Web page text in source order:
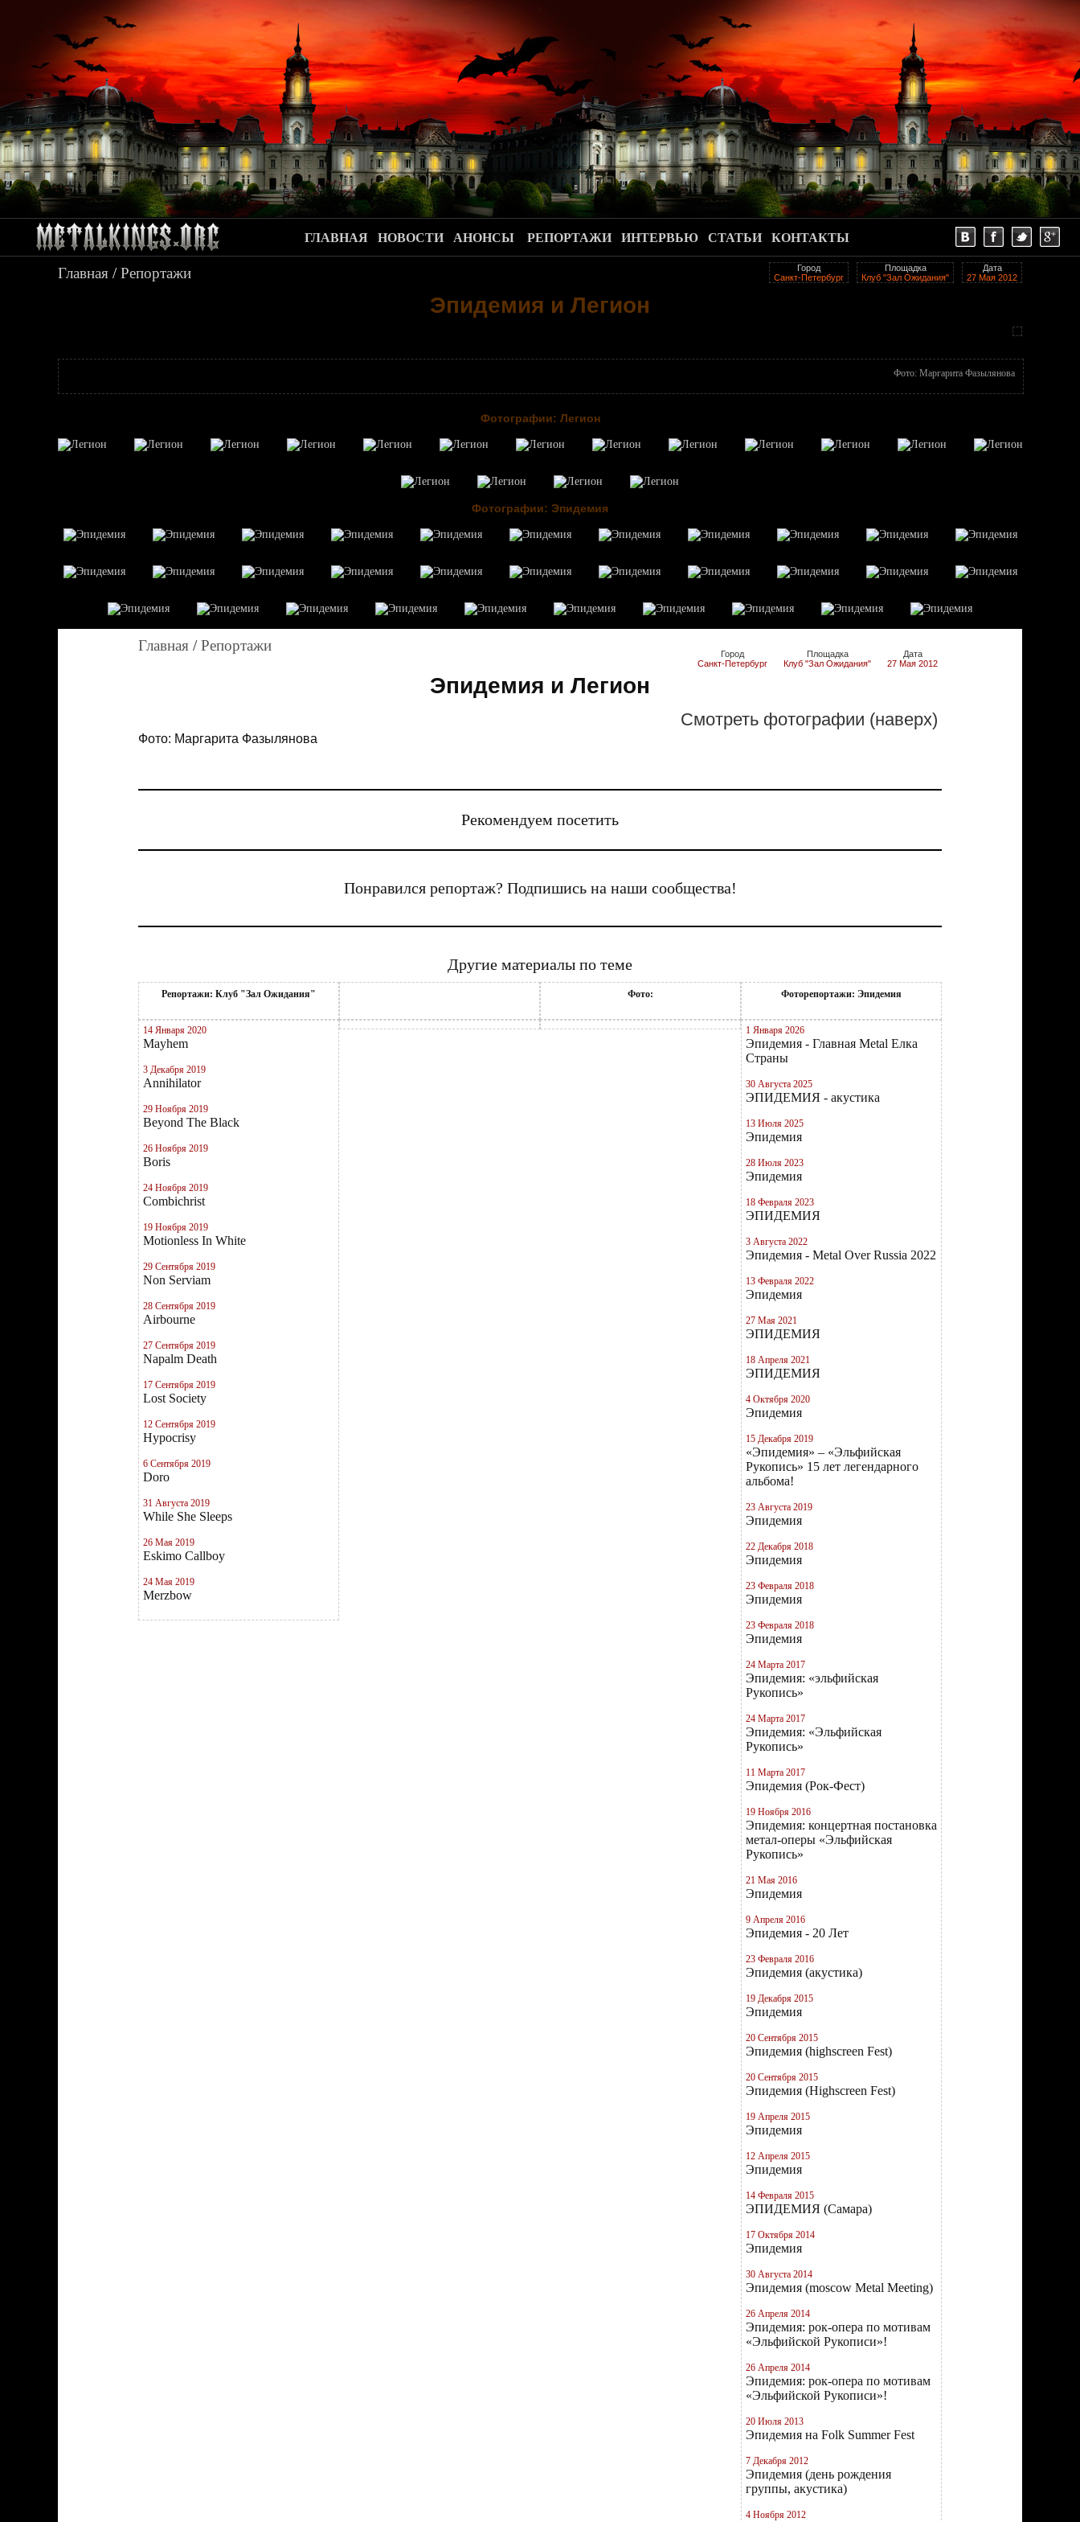
.
ГЛАВНАЯ НОВОСТИ АНОНСЫ РЕПОРТАЖИ ИНТЕРВЬЮ СТАТЬИ КОНТАКТЫ
Главная /Репортажи
Эпидемия и Легион
Дата
27 Мая 2012
Площадка
Клуб "Зал Ожидания"
Город
Санкт-Петербург
Фото: Маргарита Фазылянова
Фотографии: Легион
Фотографии: Эпидемия
Главная /Репортажи
Эпидемия и Легион
Дата
27 Мая 2012
Площадка
Клуб "Зал Ожидания"
Город
Санкт-Петербург
Cмотреть фотографии (наверх)
Фото: Маргарита Фазылянова
Рекомендуем посетить
Понравился репортаж? Подпишись на наши сообщества!
Другие материалы по теме
Репортажи: Клуб "Зал Ожидания"
14 Января 2020
Mayhem
3 Декабря 2019
Annihilator
29 Ноября 2019
Beyond The Black
26 Ноября 2019
Boris
24 Ноября 2019
Combichrist
19 Ноября 2019
Motionless In White
29 Сентября 2019
Non Serviam
28 Сентября 2019
Airbourne
27 Сентября 2019
Napalm Death
17 Сентября 2019
Lost Society
12 Сентября 2019
Hypocrisy
6 Сентября 2019
Doro
31 Августа 2019
While She Sleeps
26 Мая 2019
Eskimo Callboy
24 Мая 2019
Merzbow
Фото: Фоторепортажи: Эпидемия
1 Января 2026
Эпидемия - Главная Metal Елка
Страны
30 Августа 2025
ЭПИДЕМИЯ - акустика
13 Июля 2025
Эпидемия
28 Июля 2023
Эпидемия
18 Февраля 2023
ЭПИДЕМИЯ
3 Августа 2022
Эпидемия - Metal Over Russia 2022
13 Февраля 2022
Эпидемия
27 Мая 2021
ЭПИДЕМИЯ
18 Апреля 2021
ЭПИДЕМИЯ
4 Октября 2020
Эпидемия
15 Декабря 2019
«Эпидемия» – «Эльфийская
Рукопись» 15 лет легендарного
альбома!
23 Августа 2019
Эпидемия
22 Декабря 2018
Эпидемия
23 Февраля 2018
Эпидемия
23 Февраля 2018
Эпидемия
24 Марта 2017
Эпидемия: «эльфийская
Рукопись»
24 Марта 2017
Эпидемия: «Эльфийская
Рукопись»
11 Марта 2017
Эпидемия (Рок-Фест)
19 Ноября 2016
Эпидемия: концертная постановка
метал-оперы «Эльфийская
Рукопись»
21 Мая 2016
Эпидемия
9 Апреля 2016
Эпидемия - 20 Лет
23 Февраля 2016
Эпидемия (акустика)
19 Декабря 2015
Эпидемия
20 Сентября 2015
Эпидемия (highscreen Fest)
20 Сентября 2015
Эпидемия (Highscreen Fest)
19 Апреля 2015
Эпидемия
12 Апреля 2015
Эпидемия
14 Февраля 2015
ЭПИДЕМИЯ (Самара)
17 Октября 2014
Эпидемия
30 Августа 2014
Эпидемия (moscow Metal Meeting)
26 Апреля 2014
Эпидемия: рок-опера по мотивам
«Эльфийской Рукописи»!
26 Апреля 2014
Эпидемия: рок-опера по мотивам
«Эльфийской Рукописи»!
20 Июля 2013
Эпидемия на Folk Summer Fest
7 Декабря 2012
Эпидемия (день рождения
группы, акустика)
4 Ноября 2012